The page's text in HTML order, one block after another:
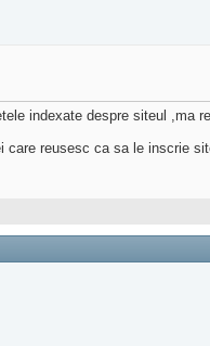
indexate despre siteul ,ma
care reusesc ca sa le inscrie